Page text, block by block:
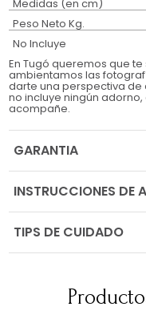
Medidas (en cm)
Peso Neto Kg.
No Incluye
En Tugó queremos que
ambientamos las
darte una perspectiva de
no incluye ningún
acompañe.
GARANTIA
INSTRUCCIONES DE
TIPS DE CUIDADO